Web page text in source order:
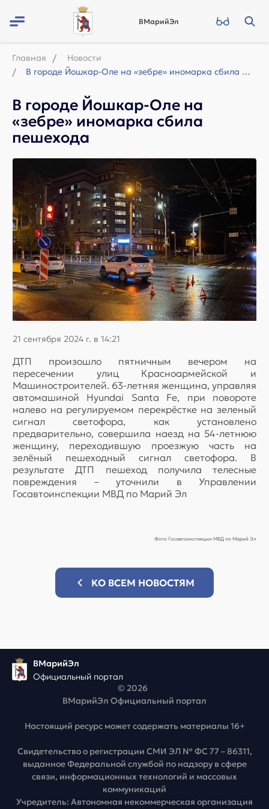
ВМарийЭл
Главная
Новости
В городе Йошкар-Оле на «зебре» иномарка сбила пешехода
В городе Йошкар-Оле на
«зебре» иномарка сбила
пешехода
21 сентября 2024 г. в 14:21
ДТП произошло пятничным вечером на
пересечении улиц Красноармейской и
Машиностроителей. 63-летняя женщина, управляя
автомашиной Hyundai Santa Fe, при повороте
налево на регулируемом перекрёстке на зеленый
сигнал светофора, как установлено
предварительно, совершила наезд на 54-летнюю
женщину, переходившую проезжую часть на
зелёный пешеходный сигнал светофора. В
результате ДТП пешеход получила телесные
повреждения – уточнили в Управлении
Госавтоинспекции МВД по Марий Эл
Фото Госавтоинспекции МВД по Марий Эл
КО ВСЕМ НОВОСТЯМ
ВМарийЭл
Официальный портал
© 2026
ВМарийЭл Официальный портал
Настоящий ресурс может содержать материалы 16+
Свидетельство о регистрации СМИ ЭЛ № ФС 77 – 86311,
выданное Федеральной службой по надзору в сфере
связи, информационных технологий и массовых
коммуникаций
Учредитель: Автономная некоммерческая организация